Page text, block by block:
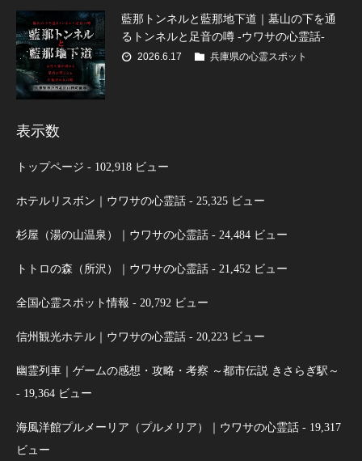
藍那トンネルと藍那地下道｜墓山の下を通
るトンネルと足音の噂 -ウワサの心霊話-
2026.6.17 兵庫県の心霊スポット
表示数
トップページ - 102,918 ビュー
ホテルリスボン｜ウワサの心霊話 - 25,325 ビュー
杉屋（湯の山温泉）｜ウワサの心霊話 - 24,484 ビュー
トトロの森（所沢）｜ウワサの心霊話 - 21,452 ビュー
全国心霊スポット情報 - 20,792 ビュー
信州観光ホテル｜ウワサの心霊話 - 20,223 ビュー
幽霊列車｜ゲームの感想・攻略・考察 ～都市伝説 きさらぎ駅～
- 19,364 ビュー
海風洋館プルメーリア（プルメリア）｜ウワサの心霊話 - 19,317
ビュー